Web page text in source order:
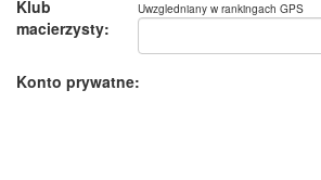
Klub
macierzysty:
Uwzgledniany w rankingach GPS
Konto prywatne: